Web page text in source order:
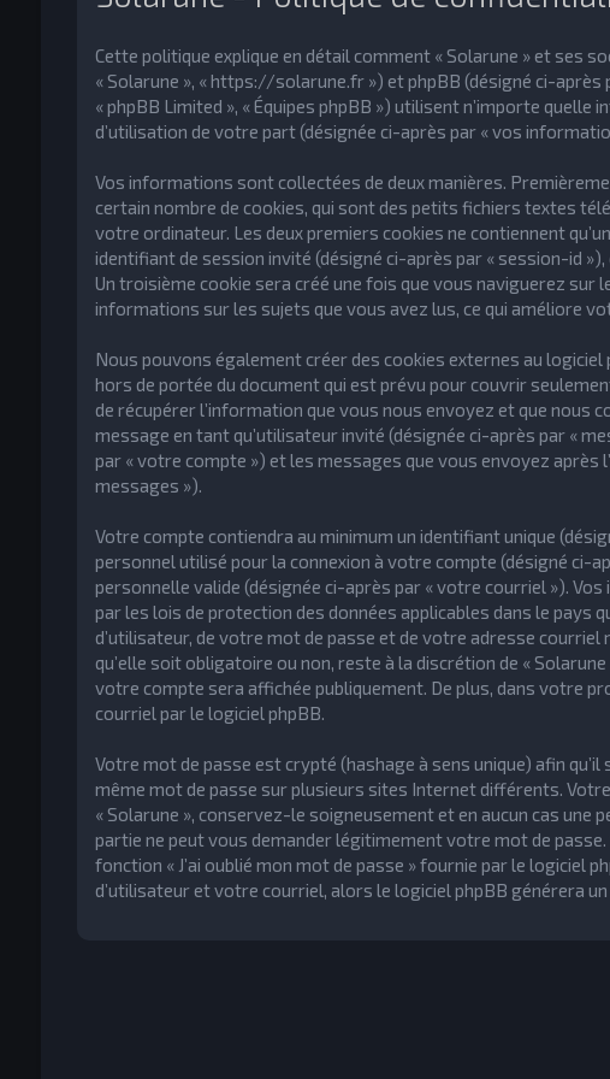
Cette politique explique en détail comment « Solarune » et ses
« Solarune », « https://solarune.fr ») et phpBB (désigné ci-après
« phpBB Limited », « Équipes phpBB ») utilisent n’importe
d’utilisation de votre part (désignée ci-après par « vos
Vos informations sont collectées de deux manières.
certain nombre de cookies, qui sont des petits fichiers textes
votre ordinateur. Les deux premiers cookies ne contiennent
identifiant de session invité (désigné ci-après par « session-id
Un troisième cookie sera créé une fois que vous naviguerez sur
informations sur les sujets que vous avez lus, ce qui améliore
Nous pouvons également créer des cookies externes au
hors de portée du document qui est prévu pour couvrir
de récupérer l’information que vous nous envoyez et que nous
message en tant qu’utilisateur invité (désignée ci-après par «
par « votre compte ») et les messages que vous envoyez après
messages »).
Votre compte contiendra au minimum un identifiant unique
personnel utilisé pour la connexion à votre compte (désigné ci-
personnelle valide (désignée ci-après par « votre courriel »).
par les lois de protection des données applicables dans le pays
d’utilisateur, de votre mot de passe et de votre adresse
qu’elle soit obligatoire ou non, reste à la discrétion de «
votre compte sera affichée publiquement. De plus, dans votre
courriel par le logiciel phpBB.
Votre mot de passe est crypté (hashage à sens unique) afin
même mot de passe sur plusieurs sites Internet différents.
« Solarune », conservez-le soigneusement et en aucun cas une
partie ne peut vous demander légitimement votre mot de
fonction « J’ai oublié mon mot de passe » fournie par le logiciel
d’utilisateur et votre courriel, alors le logiciel phpBB générera